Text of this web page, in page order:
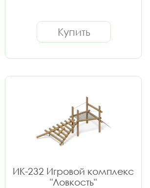
Купить
ИК-232 Игровой комплекс
"Ловкость"